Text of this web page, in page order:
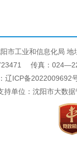
阳市工业和信息化局
传真：
辽ICP备2022009692
持单位：沈阳市大数